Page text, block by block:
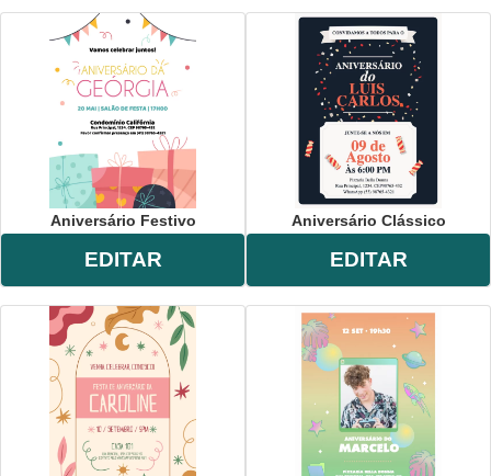
Aniversário Festivo
EDITAR
Aniversário Clássico
EDITAR